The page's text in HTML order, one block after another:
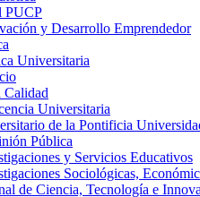
PUCP
y Desarrollo Emprendedor
Universitaria
Calidad
Universitaria
de la Pontificia
Pública
y Servicios Educativos
Sociológicas,
de Ciencia, Tecnología e